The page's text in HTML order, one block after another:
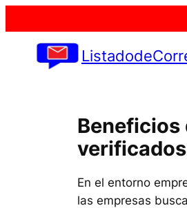
al
contenido
Beneficios
verificados
En el entorno
las empresas